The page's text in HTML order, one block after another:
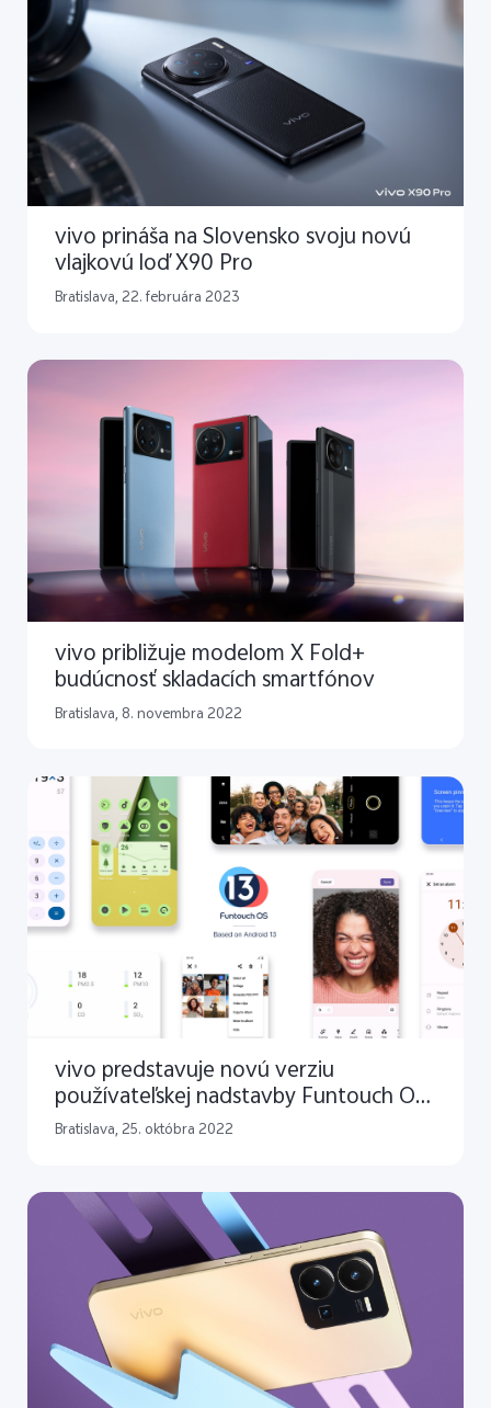
vivo prináša na Slovensko svoju novú
vlajkovú loď X90 Pro
Bratislava, 22. februára 2023
vivo približuje modelom X Fold+
budúcnosť skladacích smartfónov
Bratislava, 8. novembra 2022
vivo predstavuje novú verziu
používateľskej nadstavby Funtouch OS
13, založenú na OS Android 13
Bratislava, 25. októbra 2022